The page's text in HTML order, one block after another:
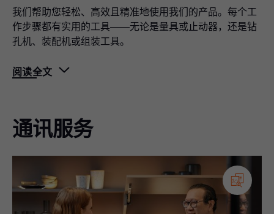
轻松快速地找到合适的五金件解决方案、下载 CAD 数据
并向经销商订购。
订单管理
我们帮助您轻松、高效且精准地使用我们的产品。每个工
作步骤都有实用的工具——无论是量具或止动器，还是钻
孔机、装配机或组装工具。
阅读全文
通讯服务